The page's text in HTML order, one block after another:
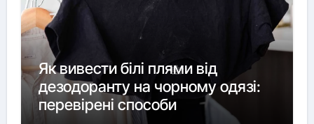
Як вивести білі плями від
дезодоранту на чорному одязі:
перевірені способи